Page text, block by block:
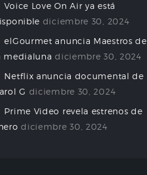
Voice Love On Air ya está
diciembre 30, 2024
elGourmet anuncia Maestros de
medialuna diciembre 30, 2024
Netflix anuncia documental de
G diciembre 30, 2024
Prime Video revela estrenos de
diciembre 30, 2024